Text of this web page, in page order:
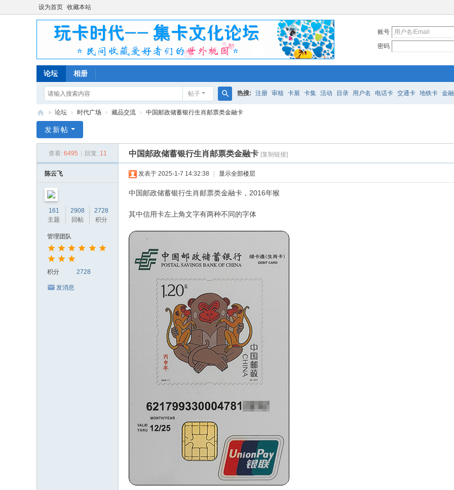
设为首页 收藏本站
账号
密码
论坛 相册
帖子
搜
热搜: 注册 审核 卡展 卡集 活动 目录 用户名 电话卡 交通卡 地铁卡 金
卡
» 论坛 › 时代广场 › 藏品交流 › 中国邮政储蓄银行生肖邮票类金融卡
发新帖
查看: 6495 回复: 11 中国邮政储蓄银行生肖邮票类金融卡 [复制链接]
陈云飞
161
主题
2908
回帖
2728
积分
管理团队
积分 2728
发消息
发表于 2025-1-7 14:32:38 显示全部楼层
中国邮政储蓄银行生肖邮票类金融卡，2016年猴
其中信用卡左上角文字有两种不同的字体